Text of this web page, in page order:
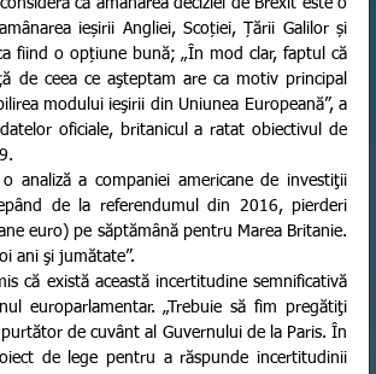
ieșirii Angliei, Scoției, Țării Galilor și
fiind o opțiune bună; „În mod clar, faptul că
de ceea ce aşteptam are ca motiv principal
modului ieşirii din Uniunea Europeană”, a
oficiale, britanicul a ratat obiectivul de
de la referendumul din 2016, pierderi
euro) pe săptămână pentru Marea Britanie.
ani şi jumătate”.
europarlamentar. „Trebuie să fim pregătiţi
de cuvânt al Guvernului de la Paris. În
de lege pentru a răspunde incertitudinii